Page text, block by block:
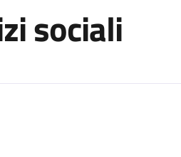
sociali